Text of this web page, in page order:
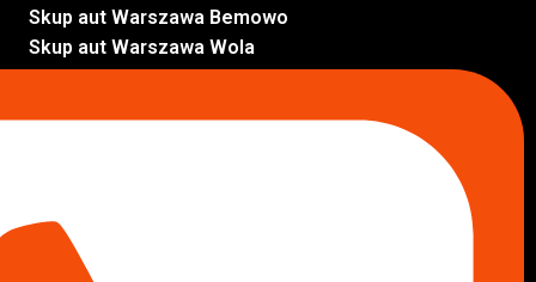
Skup aut Warszawa Bemowo
Skup aut Warszawa Wola
Lokalizacje
Komis samochodowy Radom
Komis samochodowy Płock